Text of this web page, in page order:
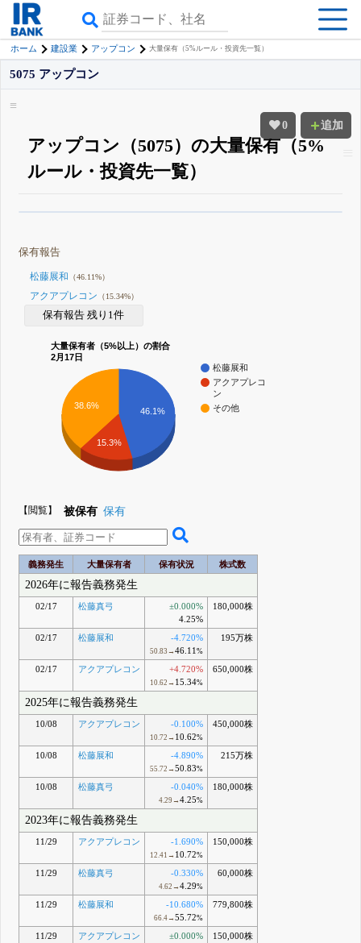
ホーム 建設業 アップコン 大量保有（5%ルール・投資先一覧）
0 追加
5075 アップコン
アップコン（5075）の大量保有（5%
ルール・投資先一覧）
登録すると永久30%OFFと米株版の先行利用も付きます
保有報告
松藤展和 （46.11%）
アクアプレコン （15.34%）
保有報告 残り1件
大量保有者（5%以上）の割合
2月17日
松藤展和
アクアプレコ
ン
その他
46.1%
38.6%
15.3%
【閲覧】 被保有 保有
義務発生 大量保有者 保有状況 株式数
2026年に報告義務発生
02/17 松藤真弓
±0.000%
4.25%
180,000株
02/17 松藤展和 -4.720%
50.83→ 46.11 %
195万株
02/17 アクアプレコン +4.720%
10.62→ 15.34%
650,000株
2025年に報告義務発生
10/08 アクアプレコン -0.100%
10.72→ 10.62%
450,000株
10/08 松藤展和 -4.890%
55.72→ 50.83%
215万株
10/08 松藤真弓 -0.040%
4.29→ 4.25%
180,000株
2023年に報告義務発生
11/29 アクアプレコン -1.690%
12.41→ 10.72%
150,000株
11/29 松藤真弓 -0.330%
4.62→ 4.29%
60,000株
11/29 松藤展和 -10.680%
66.4→ 55.72%
779,800株
11/29 アクアプレコン
±0.000%
150,000株